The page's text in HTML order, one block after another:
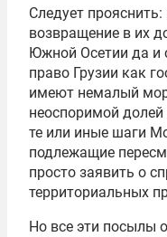
Следует
возвращение в их
Южной Осетии да и
право Грузии как
имеют немалый
неоспоримой
те или иные шаги
подлежащие
просто заявить о
территориальных
Но все эти посылы